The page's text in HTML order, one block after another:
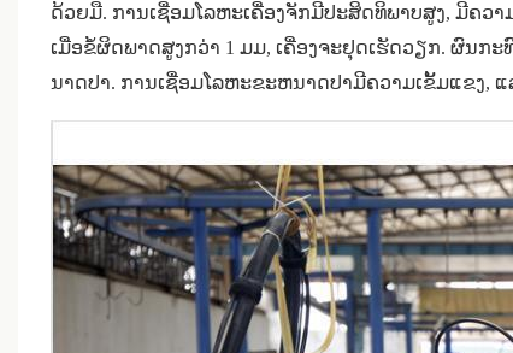
ດ້ວຍມື. ການເຊື່ອມໂລຫະເຄື່ອງຈັກມີປະສິດທິພາບສູງ, ມີຄວ
ເມື່ອຂໍ້ຜິດພາດສູງກວ່າ 1 ມມ, ເຄື່ອງຈະຢຸດເຮັດວຽກ. ຜົນກ
ນາດປາ. ການເຊື່ອມໂລຫະຂະຫນາດປາມີຄວາມເຂັ້ມແຂງ,